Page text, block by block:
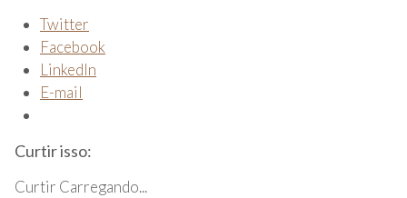
Twitter
Facebook
LinkedIn
E-mail
Curtir isso:
Curtir Carregando...